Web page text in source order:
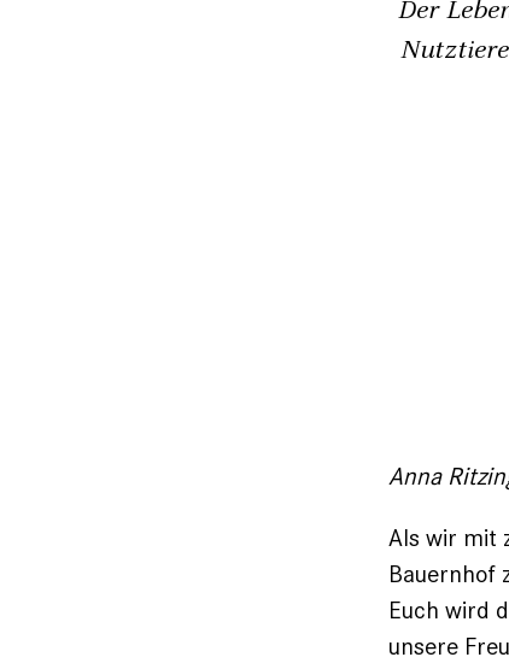
Der
Anna
Als wir mit
Bauernhof
Euch wird
unsere